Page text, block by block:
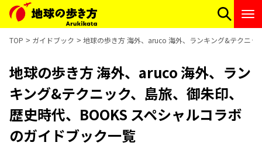
TOP ガイドブック 地球の歩き方 海外、aruco 海外、ランキング&テクニッ
地球の歩き方 海外、aruco 海外、ラン
キング&テクニック、島旅、御朱印、
歴史時代、BOOKS スペシャルコラボ
のガイドブック一覧